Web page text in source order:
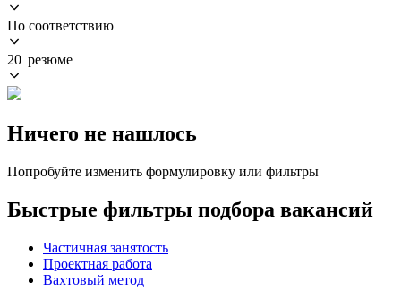
По соответствию
20 резюме
Ничего не нашлось
Попробуйте изменить формулировку или фильтры
Быстрые фильтры подбора вакансий
Частичная занятость
Проектная работа
Вахтовый метод